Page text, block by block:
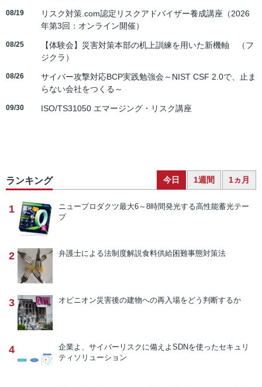
08/19
リスク対策.com認定リスクアドバイザー養成講座（2026
年第3回：オンライン開催）
08/25
【体験会】災害対策本部の机上訓練を用いた新機軸 （フ
ジクラ）
08/26
サイバー攻撃対応BCP実践勉強会～NIST CSF 2.0で、止ま
らない会社をつくる～
09/30 ISO/TS31050 エマージング・リスク講座
ランキング 今日 1週間 1ヵ月
1 ニュープロダクツ最大6～8時間発光する高性能蓄光テー
プ
2 弁護士による法制度解説食料供給困難事態対策法
3 オピニオン災害後の建物への再入場をどう判断するか
4 企業よ、サイバーリスクに備えよ SDNを使ったセキュリ
ティソリューション